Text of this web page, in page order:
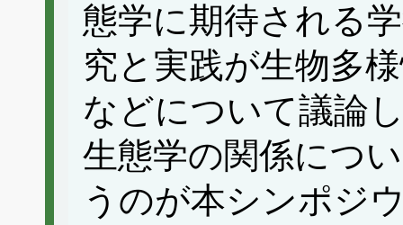
態学に期待される
究と実践が生物多
などについて議論
生態学の関係につ
うのが本シンポジ